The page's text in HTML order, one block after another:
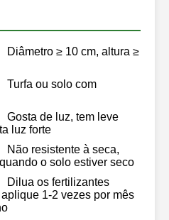
Diâmetro ≥ 10 cm, altura ≥
Turfa ou solo com
Gosta de luz, tem leve
luz forte
Não resistente à seca,
o solo estiver seco
Dilua os fertilizantes
1-2 vezes por mês